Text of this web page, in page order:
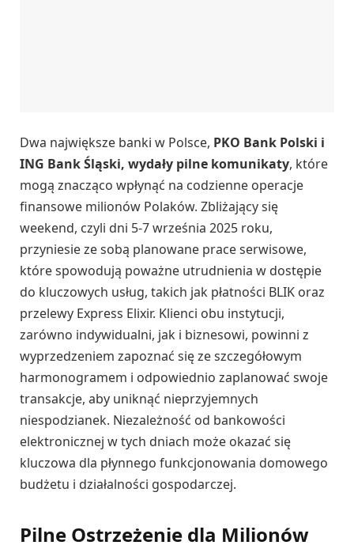
Dwa największe banki w Polsce, PKO Bank Polski i
ING Bank Śląski, wydały pilne komunikaty, które
mogą znacząco wpłynąć na codzienne operacje
finansowe milionów Polaków. Zbliżający się
weekend, czyli dni 5-7 września 2025 roku,
przyniesie ze sobą planowane prace serwisowe,
które spowodują poważne utrudnienia w dostępie
do kluczowych usług, takich jak płatności BLIK oraz
przelewy Express Elixir. Klienci obu instytucji,
zarówno indywidualni, jak i biznesowi, powinni z
wyprzedzeniem zapoznać się ze szczegółowym
harmonogramem i odpowiednio zaplanować swoje
transakcje, aby uniknąć nieprzyjemnych
niespodzianek. Niezależność od bankowości
elektronicznej w tych dniach może okazać się
kluczowa dla płynnego funkcjonowania domowego
budżetu i działalności gospodarczej.
Pilne Ostrzeżenie dla Milionów